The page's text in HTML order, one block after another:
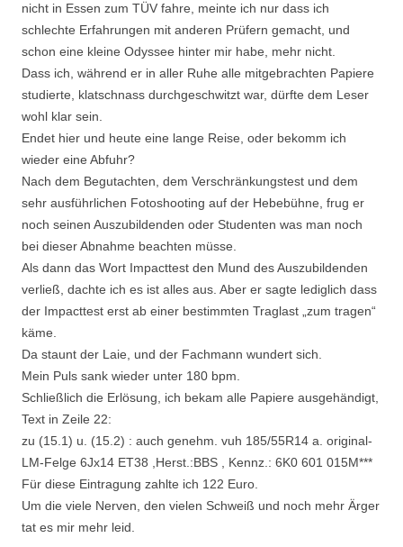
nicht in Essen zum TÜV fahre, meinte ich nur dass ich
schlechte Erfahrungen mit anderen Prüfern gemacht, und
schon eine kleine Odyssee hinter mir habe, mehr nicht.
Dass ich, während er in aller Ruhe alle mitgebrachten Papiere
studierte, klatschnass durchgeschwitzt war, dürfte dem Leser
wohl klar sein.
Endet hier und heute eine lange Reise, oder bekomm ich
wieder eine Abfuhr?
Nach dem Begutachten, dem Verschränkungstest und dem
sehr ausführlichen Fotoshooting auf der Hebebühne, frug er
noch seinen Auszubildenden oder Studenten was man noch
bei dieser Abnahme beachten müsse.
Als dann das Wort Impacttest den Mund des Auszubildenden
verließ, dachte ich es ist alles aus. Aber er sagte lediglich dass
der Impacttest erst ab einer bestimmten Traglast „zum tragen“
käme.
Da staunt der Laie, und der Fachmann wundert sich.
Mein Puls sank wieder unter 180 bpm.
Schließlich die Erlösung, ich bekam alle Papiere ausgehändigt,
Text in Zeile 22:
zu (15.1) u. (15.2) : auch genehm. vuh 185/55R14 a. original-
LM-Felge 6Jx14 ET38 ,Herst.:BBS , Kennz.: 6K0 601 015M***
Für diese Eintragung zahlte ich 122 Euro.
Um die viele Nerven, den vielen Schweiß und noch mehr Ärger
tat es mir mehr leid.